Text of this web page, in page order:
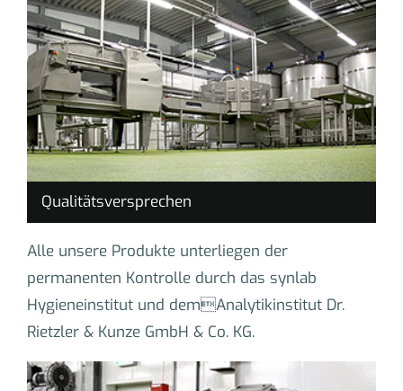
Qualitätsversprechen
Alle unsere Produkte unterliegen der
permanenten Kontrolle durch das synlab
Hygieneinstitut und demAnalytikinstitut Dr.
Rietzler & Kunze GmbH & Co. KG.